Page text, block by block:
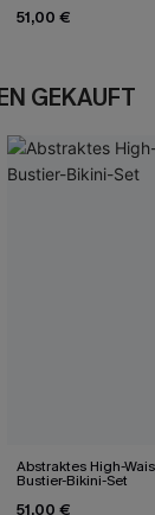
51,00 €
GEKAUFT
Abstraktes High-
Bustier-Bikini-Set
51,00 €